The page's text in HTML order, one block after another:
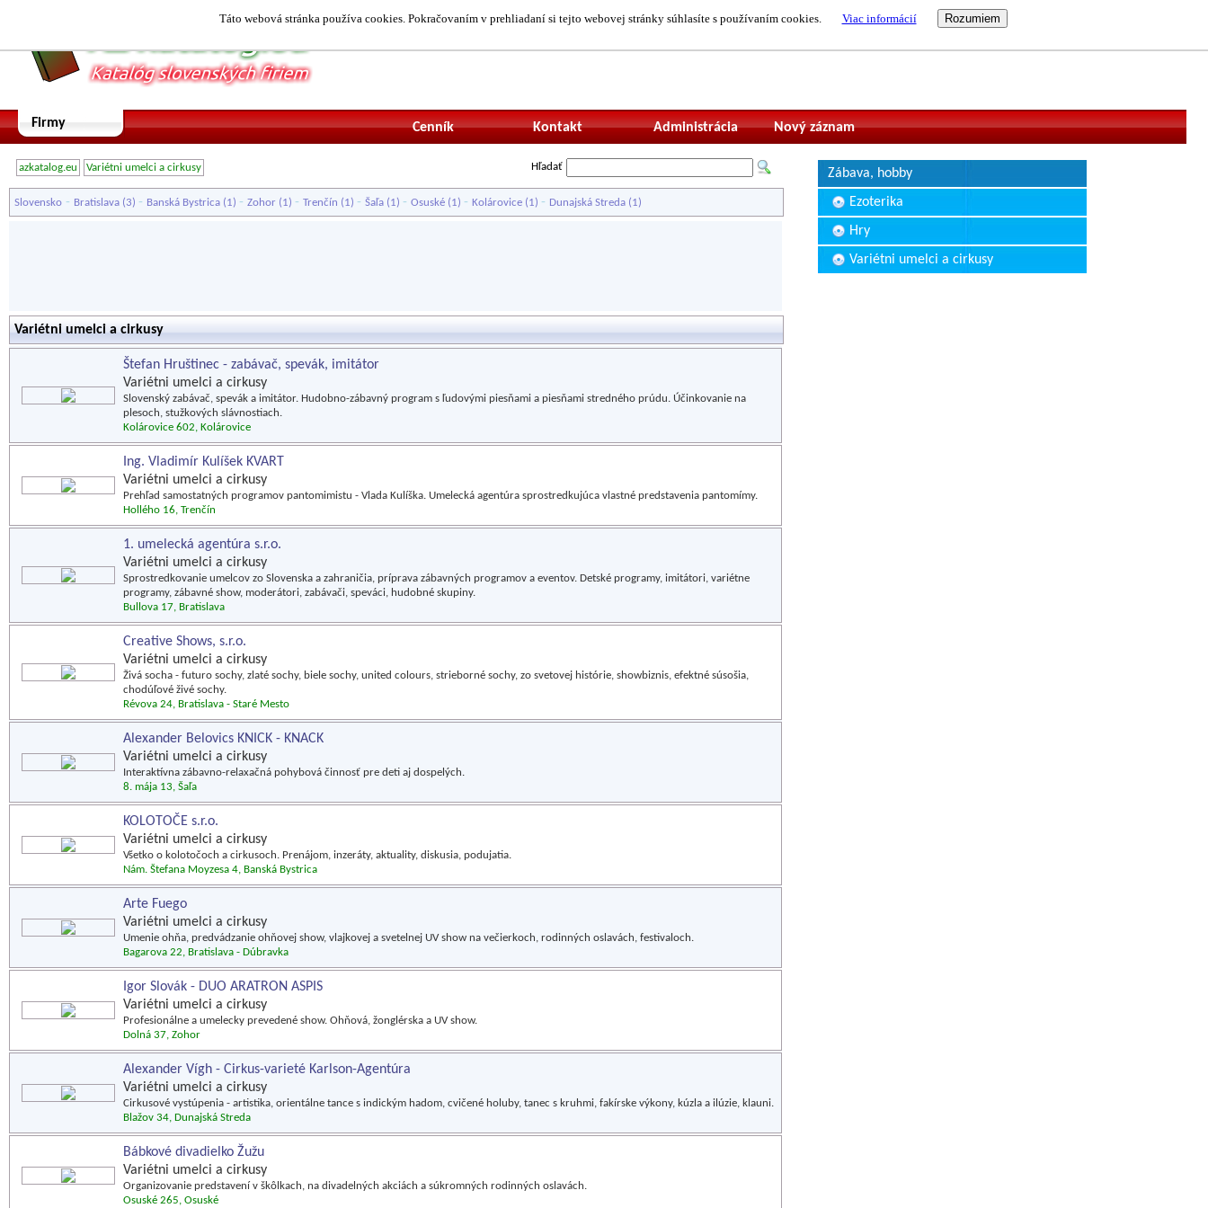
Táto webová stránka používa cookies. Pokračovaním v prehliadaní si tejto webovej stránky súhlasíte s používaním cookies. Viac informácií
Firmy Nový záznam
Administrácia
Kontakt
Cenník
azkatalog.eu Variétni umelci a cirkusy Hľadať
Slovensko - Bratislava (3) - Banská Bystrica (1) - Zohor (1) - Trenčín (1) - Šaľa (1) - Osuské (1) - Kolárovice (1) - Dunajská Streda (1)
Variétni umelci a cirkusy
Štefan Hruštinec - zabávač, spevák, imitátor
Variétni umelci a cirkusy
Slovenský zabávač, spevák a imitátor. Hudobno-zábavný program s ľudovými piesňami a piesňami stredného prúdu. Účinkovanie na
plesoch, stužkových slávnostiach.
Kolárovice 602, Kolárovice
Ing. Vladimír Kulíšek KVART
Variétni umelci a cirkusy
Prehľad samostatných programov pantomimistu - Vlada Kulíška. Umelecká agentúra sprostredkujúca vlastné predstavenia pantomímy.
Hollého 16, Trenčín
1. umelecká agentúra s.r.o.
Variétni umelci a cirkusy
Sprostredkovanie umelcov zo Slovenska a zahraničia, príprava zábavných programov a eventov. Detské programy, imitátori, variétne
programy, zábavné show, moderátori, zabávači, speváci, hudobné skupiny.
Bullova 17, Bratislava
Creative Shows, s.r.o.
Variétni umelci a cirkusy
Živá socha - futuro sochy, zlaté sochy, biele sochy, united colours, strieborné sochy, zo svetovej histórie, showbiznis, efektné súsošia,
chodúľové živé sochy.
Révova 24, Bratislava - Staré Mesto
Alexander Belovics KNICK - KNACK
Variétni umelci a cirkusy
Interaktívna zábavno-relaxačná pohybová činnosť pre deti aj dospelých.
8. mája 13, Šaľa
KOLOTOČE s.r.o.
Variétni umelci a cirkusy
Všetko o kolotočoch a cirkusoch. Prenájom, inzeráty, aktuality, diskusia, podujatia.
Nám. Štefana Moyzesa 4, Banská Bystrica
Arte Fuego
Variétni umelci a cirkusy
Umenie ohňa, predvádzanie ohňovej show, vlajkovej a svetelnej UV show na večierkoch, rodinných oslavách, festivaloch.
Bagarova 22, Bratislava - Dúbravka
Igor Slovák - DUO ARATRON ASPIS
Variétni umelci a cirkusy
Profesionálne a umelecky prevedené show. Ohňová, žonglérska a UV show.
Dolná 37, Zohor
Alexander Vígh - Cirkus-varieté Karlson-Agentúra
Variétni umelci a cirkusy
Cirkusové vystúpenia - artistika, orientálne tance s indickým hadom, cvičené holuby, tanec s kruhmi, fakírske výkony, kúzla a ilúzie, klauni.
Blažov 34, Dunajská Streda
Bábkové divadielko Žužu
Variétni umelci a cirkusy
Organizovanie predstavení v škôlkach, na divadelných akciách a súkromných rodinných oslavách.
Osuské 265, Osuské
Zábava, hobby
Ezoterika
Hry
Variétni umelci a cirkusy